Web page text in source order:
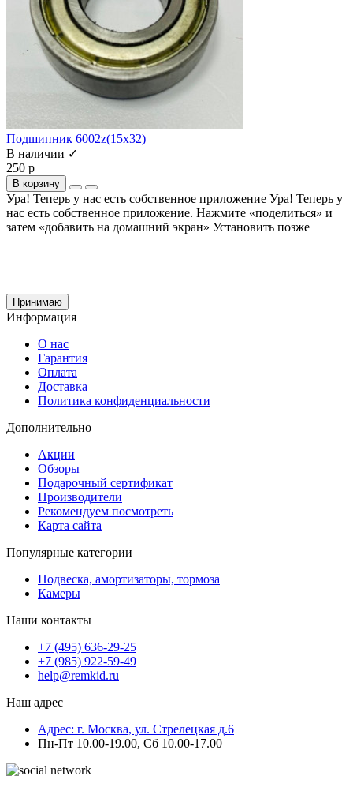
Подшипник 6002z(15x32)
В наличии ✓
250 р
В корзину
Ура! Теперь у нас есть собственное приложение Ура! Теперь у
нас есть собственное приложение. Нажмите «поделиться» и
затем «добавить на домашний экран» Установить позже
Принимаю
Информация
О нас
Гарантия
Оплата
Доставка
Политика конфиденциальности
Дополнительно
Акции
Обзоры
Подарочный сертификат
Производители
Рекомендуем посмотреть
Карта сайта
Популярные категории
Подвеска, амортизаторы, тормоза
Камеры
Наши контакты
+7 (495) 636-29-25
+7 (985) 922-59-49
help@remkid.ru
Наш адрес
Адрес: г. Москва, ул. Стрелецкая д.6
Пн-Пт 10.00-19.00, Сб 10.00-17.00